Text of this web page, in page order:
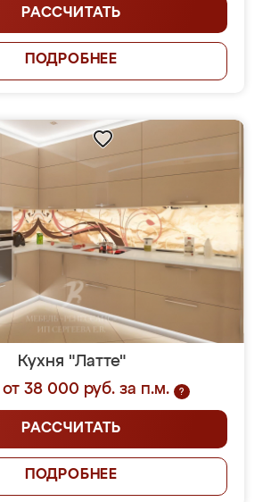
РАССЧИТАТЬ
ПОДРОБНЕЕ
Кухня "Латте"
38 000 руб. за п.м.
?
РАССЧИТАТЬ
ПОДРОБНЕЕ